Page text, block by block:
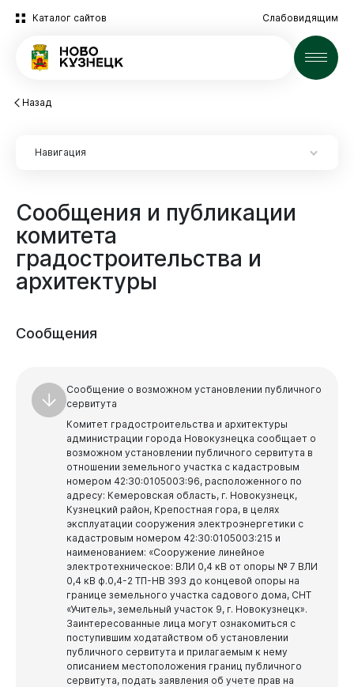
Каталог сайтов Слабовидящим
Новости
Назад
Сообщения и публикации
комитета
градостроительства и
архитектуры
Навигация
Управление по транспорту и связи
Управление дорожно-коммунального хозяйства и
благоустройства
Муниципальный контроль в сфере благоустройства
Заместитель главы города по социальным вопросам
Комитет образования и науки
Управление опеки и попечительства
Управление культуры и молодежной политики
Комитет по физической культуре, спорту и туризму
Отдел по труду
Сектор по организации деятельности муниципальных
комиссий по делам несовершеннолетних и защите их
прав
Комитет градостроительства и архитектуры
Управление капитального строительства
Управление по учету и приватизации жилых помещений
Заместитель главы города по ЖКХ - председатель
Комитета ЖКХ
Комитет жилищно-коммунального хозяйства
Заместитель Главы города - руководитель аппарата
Управление делами администрации города
Управление информационной политики и социальных
коммуникаций
Отдел кадров
Отдел информационных технологий
Контрактный отдел
Заместитель главы города по экономическим вопросам
Отдел контроля цен и смет
Управление закупок
Управление экономического развития,
промышленности и инвестиций
Управление потребительского рынка и развития
предпринимательства
Муниципальный контроль в сфере благоустройства
Заместитель главы города по вопросам
ЧС - начальник управления административных органов,
Управление административных органов, ГО и ЧС
Заместитель главы города - начальник Финансового
управления города Новокузнецка
Финансовое управление города Новокузнецка
Районы города
Администрация Центрального района
Администрация Кузнецкого района
Сообщения
Сообщение о возможном установлении публичного
сервитута
Комитет градостроительства и архитектуры
администрации города Новокузнецка сообщает о
возможном установлении публичного сервитута в
отношении земельного участка с кадастровым
номером 42:30:0105003:96, расположенного по
адресу: Кемеровская область, г. Новокузнецк,
Кузнецкий район, Крепостная гора, в целях
эксплуатации сооружения электроэнергетики с
кадастровым номером 42:30:0105003:215 и
наименованием: «Сооружение линейное
электротехническое: ВЛИ 0,4 кВ от опоры № 7 ВЛИ
0,4 кВ ф.0,4-2 ТП-НВ 393 до концевой опоры на
границе земельного участка садового дома, СНТ
«Учитель», земельный участок 9, г. Новокузнецк».
Заинтересованные лица могут ознакомиться с
поступившим ходатайством об установлении
публичного сервитута и прилагаемым к нему
описанием местоположения границ публичного
сервитута, подать заявления об учете прав на